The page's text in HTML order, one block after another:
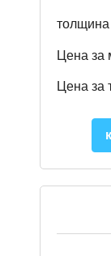
толщина
Цена за
Цена за